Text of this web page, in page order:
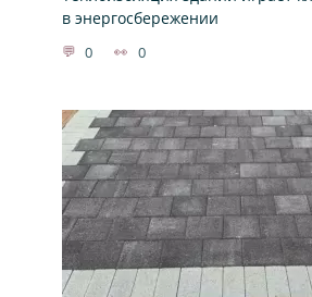
в энергосбережении
0 0